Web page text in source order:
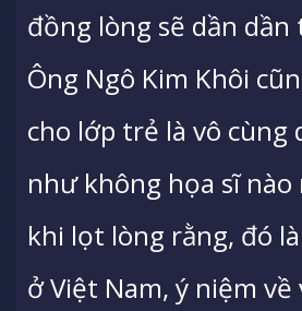
đồng lòng sẽ dần
Ông Ngô Kim Khôi
cho lớp trẻ là vô
như không họa sĩ
khi lọt lòng rằng, đó
ở Việt Nam, ý niệm